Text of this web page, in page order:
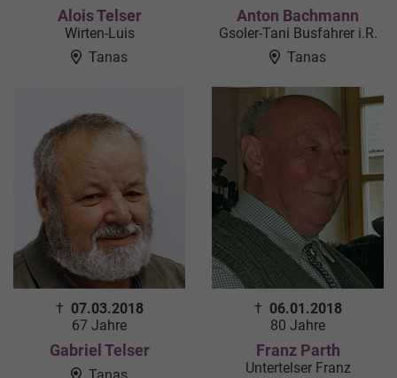
Alois Telser
Wirten-Luis
Tanas
Anton Bachmann
Gsoler-Tani Busfahrer i.R.
Tanas
† 07.03.2018
67 Jahre
Gabriel Telser
† 06.01.2018
80 Jahre
Franz Parth
Untertelser Franz